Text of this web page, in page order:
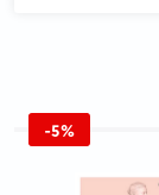
-5%